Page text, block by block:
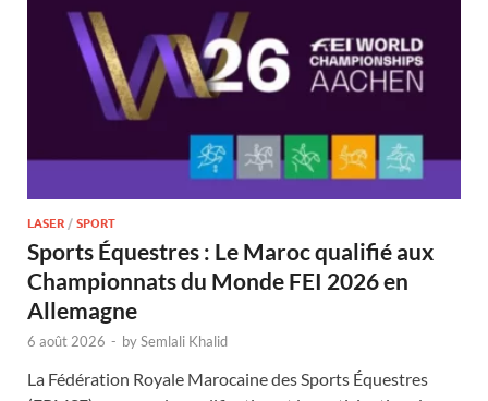
LASER / SPORT
Sports Équestres : Le Maroc qualifié aux
Championnats du Monde FEI 2026 en
Allemagne
6 août 2026 - bySemlali Khalid
La Fédération Royale Marocaine des Sports Équestres